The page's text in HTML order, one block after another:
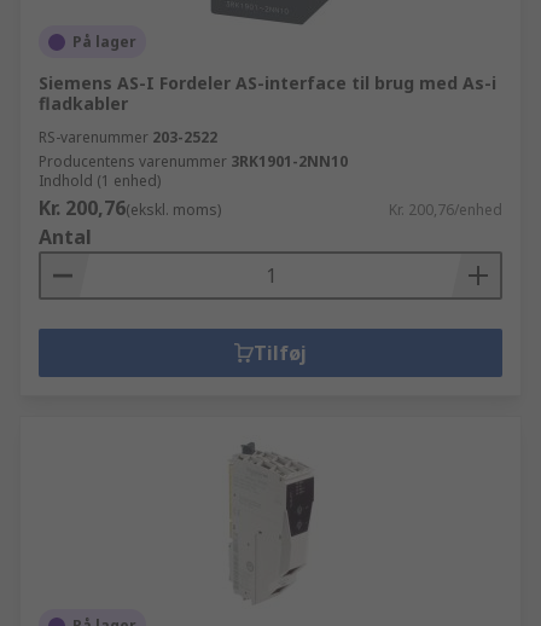
På lager
Siemens AS-I Fordeler AS-interface til brug med As-i
fladkabler
RS-varenummer 203-2522
Producentens varenummer 3RK1901-2NN10
Indhold (1 enhed)
Kr. 200,76(ekskl. moms) Kr. 200,76/enhed
Antal
Tilføj